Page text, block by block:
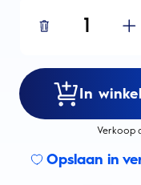
1
In
Verkoop
Opslaan in